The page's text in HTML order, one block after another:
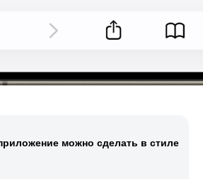
можно сделать в стиле